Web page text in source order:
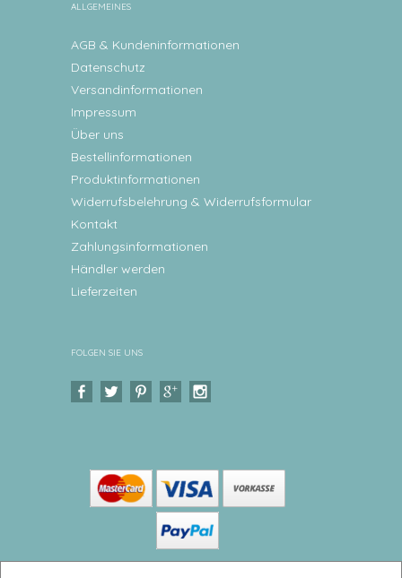
ALLGEMEINES
AGB & Kundeninformationen
Datenschutz
Versandinformationen
Impressum
Über uns
Bestellinformationen
Produktinformationen
Widerrufsbelehrung & Widerrufsformular
Kontakt
Zahlungsinformationen
Händler werden
Lieferzeiten
FOLGEN SIE UNS